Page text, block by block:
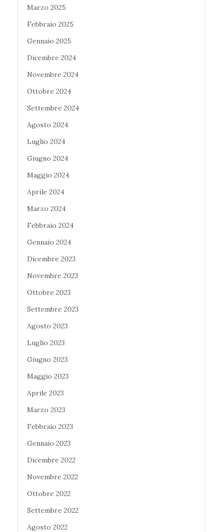
Marzo 2025
Febbraio 2025
Gennaio 2025
Dicembre 2024
Novembre 2024
Ottobre 2024
Settembre 2024
Agosto 2024
Luglio 2024
Giugno 2024
Maggio 2024
Aprile 2024
Marzo 2024
Febbraio 2024
Gennaio 2024
Dicembre 2023
Novembre 2023
Ottobre 2023
Settembre 2023
Agosto 2023
Luglio 2023
Giugno 2023
Maggio 2023
Aprile 2023
Marzo 2023
Febbraio 2023
Gennaio 2023
Dicembre 2022
Novembre 2022
Ottobre 2022
Settembre 2022
Agosto 2022